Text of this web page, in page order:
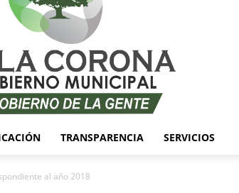
TRANSPARENCIA SERVICIOS
al año 2018